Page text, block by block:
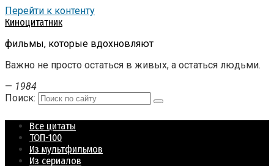
Перейти к контенту
Киноцитатник
фильмы, которые вдохновляют
Важно не просто остаться в живых, а остаться людьми.
— 1984
Поиск:
Все цитаты
ТОП-100
Из мультфильмов
Из сериалов